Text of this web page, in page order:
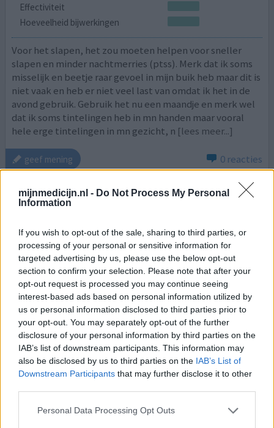
mijnmedicijn.nl - Do Not Process My Personal
Information
If you wish to opt-out of the sale, sharing to third parties, or
processing of your personal or sensitive information for
targeted advertising by us, please use the below opt-out
section to confirm your selection. Please note that after your
opt-out request is processed you may continue seeing
interest-based ads based on personal information utilized by
us or personal information disclosed to third parties prior to
your opt-out. You may separately opt-out of the further
disclosure of your personal information by third parties on the
IAB’s list of downstream participants. This information may
also be disclosed by us to third parties on the IAB’s List of
Downstream Participants that may further disclose it to other
Personal Data Processing Opt Outs
Effectiviteit
Hoeveelheid bijwerkingen
Voor het slapen, het zou moeten helpen voor sneller
slapen en minder nachtmerries (ptss). Merk dat ik soms
misselijk en beetje raar gevoel in mijn buik heb maar dit is
niet vaak en heb er niet veel last van omdat ik het in de
avond gebruik. Gebruik het nu een maandje en merk wel
dat ik soms tintelingen heb in mn handen maar vooral
hele erge tintelingen in mn gezicht, n [lees meer...]
geef mening 0 reacties
Topamax
topiramaat (15mg)
Migraine
Effectiviteit
Hoeveelheid bijwerkingen
Ik gebruikte het voor migraine op mijn 16e/17e.
Verschrikkelijk spul. Voor 3 maanden lang was ik een
vreselijk mens. Haaruitval, woedeaanvallen,
depressiviteit, constant huilen, fysiek agressief, verward,
onaardig, impulsief en nog wel meer. Versterkte mijn add
gigantisch. Mijn omgeving wisten niet meer hoe ze met
mij om moesten gaan. Na stoppen was ik weer de oude.
Stop a[lees meer...]